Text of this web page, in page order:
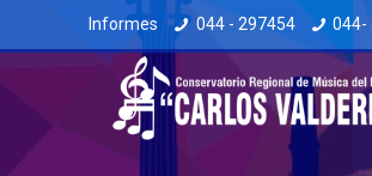
Informes 044 - 297454 044-